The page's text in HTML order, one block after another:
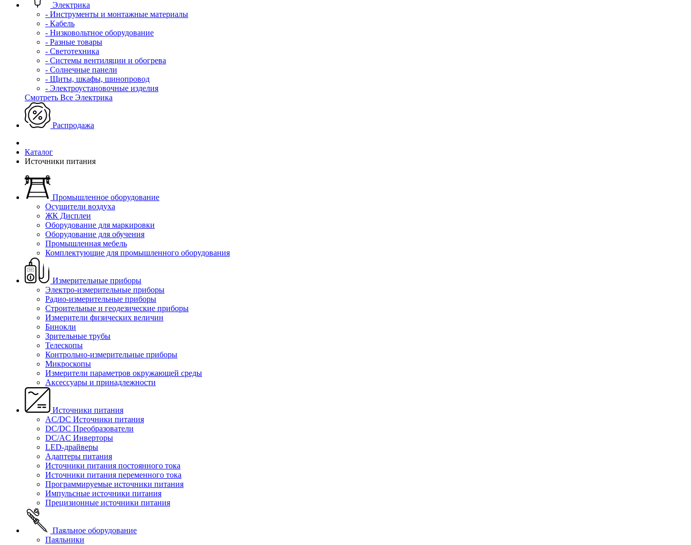
Электрика
- Инструменты и монтажные материалы
- Кабель
- Низковольтное оборудование
- Разные товары
- Светотехника
- Системы вентиляции и обогрева
- Солнечные панели
- Щиты, шкафы, шинопровод
- Электроустановочные изделия
Смотреть Все Электрика
Распродажа
Каталог
Источники питания
Промышленное оборудование
Осушители воздуха
ЖК Дисплеи
Оборудование для маркировки
Оборудование для обучения
Промышленная мебель
Комплектующие для промышленного оборудования
Измерительные приборы
Электро-измерительные приборы
Радио-измерительные приборы
Строительные и геодезические приборы
Измерители физических величин
Бинокли
Зрительные трубы
Телескопы
Контрольно-измерительные приборы
Микроскопы
Измерители параметров окружающей среды
Аксессуары и принадлежности
Источники питания
AC/DC Источники питания
DC/DC Преобразователи
DC/AC Инверторы
LED-драйверы
Адаптеры питания
Источники питания постоянного тока
Источники питания переменного тока
Программируемые источники питания
Импульсные источники питания
Прецизионные источники питания
Паяльное оборудование
Паяльники